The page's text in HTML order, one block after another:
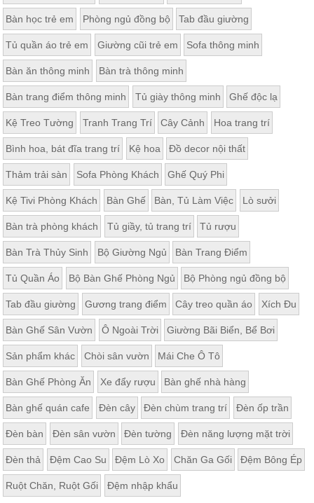
Bàn học trẻ em Phòng ngủ đồng bộ Tab đầu giường
Tủ quần áo trẻ em Giường cũi trẻ em Sofa thông minh
Bàn ăn thông minh Bàn trà thông minh
Bàn trang điểm thông minh Tủ giày thông minh Ghế độc lạ
Kệ Treo Tường Tranh Trang Trí Cây Cảnh Hoa trang trí
Bình hoa, bát đĩa trang trí Kệ hoa Đồ decor nội thất
Thảm trải sàn Sofa Phòng Khách Ghế Quý Phi
Kệ Tivi Phòng Khách Bàn Ghế Bàn, Tủ Làm Việc Lò sưởi
Bàn trà phòng khách Tủ giầy, tủ trang trí Tủ rượu
Bàn Trà Thủy Sinh Bộ Giường Ngủ Bàn Trang Điểm
Tủ Quần Áo Bộ Bàn Ghế Phòng Ngủ Bộ Phòng ngủ đồng bộ
Tab đầu giường Gương trang điểm Cây treo quần áo Xích Đu
Bàn Ghế Sân Vườn Ô Ngoài Trời Giường Bãi Biển, Bể Bơi
Sản phẩm khác Chòi sân vườn Mái Che Ô Tô
Bàn Ghế Phòng Ăn Xe đẩy rượu Bàn ghế nhà hàng
Bàn ghế quán cafe Đèn cây Đèn chùm trang trí Đèn ốp trần
Đèn bàn Đèn sân vườn Đèn tường Đèn năng lượng mặt trời
Đèn thả Đệm Cao Su Đệm Lò Xo Chăn Ga Gối Đệm Bông Ép
Ruột Chăn, Ruột Gối Đệm nhập khẩu